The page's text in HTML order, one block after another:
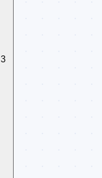
3